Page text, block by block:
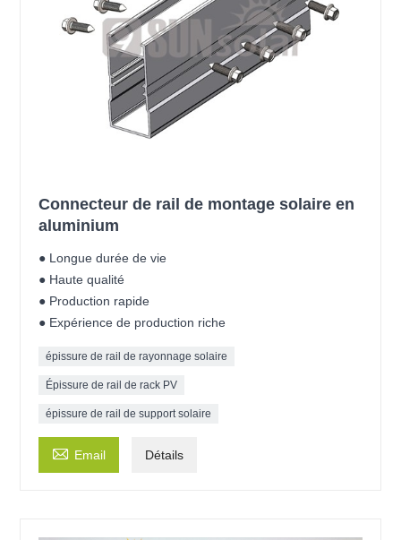
Connecteur de rail de montage solaire en
aluminium
● Longue durée de vie
● Haute qualité
● Production rapide
● Expérience de production riche
épissure de rail de rayonnage solaire
Épissure de rail de rack PV
épissure de rail de support solaire
 Email Détails